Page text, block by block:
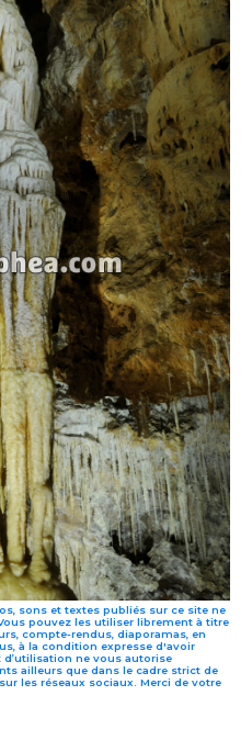
sons et textes publiés sur ce site ne
pouvez les utiliser librement à titre
compte-rendus, diaporamas, en
à la condition expresse d'avoir
ne vous autorise
ailleurs que dans le cadre strict de
les réseaux sociaux. Merci de votre